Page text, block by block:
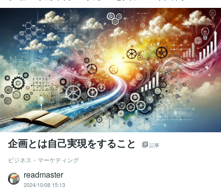
企画とは自己実現をすること 記事
ビジネス・マーケティング
readmaster
2024/10/08 15:13